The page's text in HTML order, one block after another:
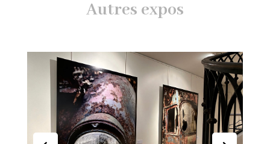
Autres expos